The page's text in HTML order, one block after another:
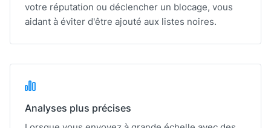
votre réputation ou déclencher un blocage, vous
aidant à éviter d'être ajouté aux listes noires.
Analyses plus précises